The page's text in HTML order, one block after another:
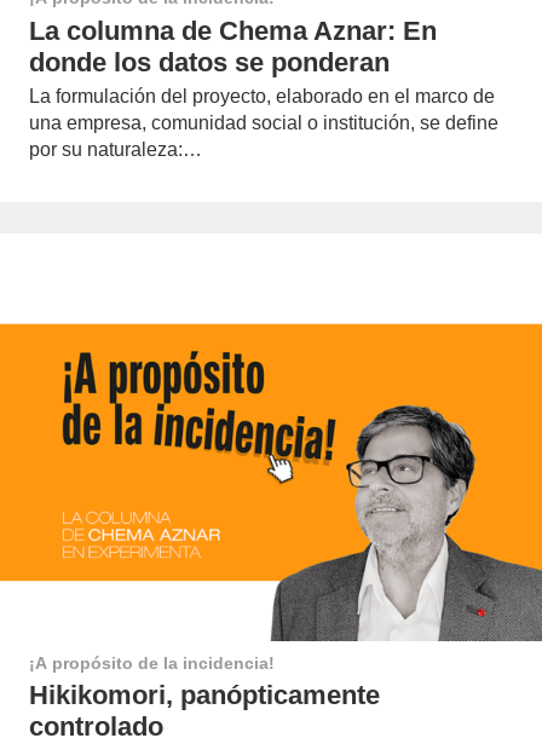
La columna de Chema Aznar: En
donde los datos se ponderan
La formulación del proyecto, elaborado en el marco de
una empresa, comunidad social o institución, se define
por su naturaleza:…
¡A propósito de la incidencia!
Hikikomori, panópticamente
controlado